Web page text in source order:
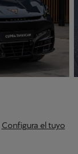
Configura el tuyo